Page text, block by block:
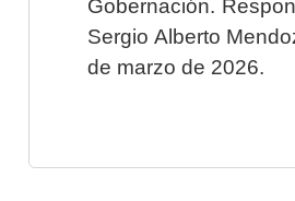
Gobernación.
Sergio Alberto
de marzo de 2026.